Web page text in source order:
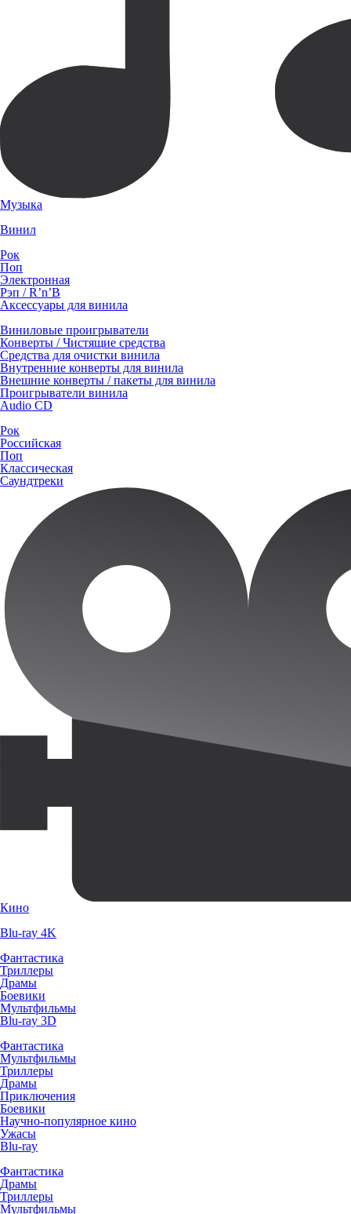
Музыка
Винил
Рок
Поп
Электронная
Рэп / R’n’B
Аксессуары для винила
Виниловые проигрыватели
Конверты / Чистящие средства
Средства для очистки винила
Внутренние конверты для винила
Внешние конверты / пакеты для винила
Проигрыватели винила
Audio CD
Рок
Российская
Поп
Классическая
Саундтреки
Кино
Blu-ray 4K
Фантастика
Триллеры
Драмы
Боевики
Мультфильмы
Blu-ray 3D
Фантастика
Мультфильмы
Триллеры
Драмы
Приключения
Боевики
Научно-популярное кино
Ужасы
Blu-ray
Фантастика
Драмы
Триллеры
Мультфильмы